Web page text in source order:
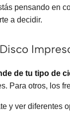
pensando en
a decidir.
de tu tipo de
Para otros, los
y ver diferentes